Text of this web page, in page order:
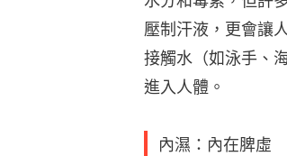
壓制汗液，更會讓
接觸水（如泳手、
進入人體。
內濕：內在脾虛